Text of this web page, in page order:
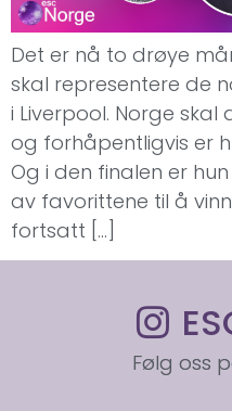
Det er nå to drøye
skal representere de
i Liverpool. Norge
og forhåpentligvis er
Og i den finalen er
av favorittene til å
fortsatt […]
Følg oss